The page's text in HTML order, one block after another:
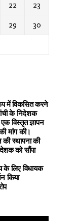
22 23
29 30
में विकसित करने
के निदेशक
विस्तृत ज्ञापन
मांग की।
की स्थापना की
को सौंपा
के लिए विधायक
किया